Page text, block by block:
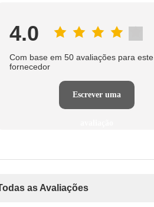
4.0
Com base em 50 avaliações para este
fornecedor
Escrever uma
as Avaliações